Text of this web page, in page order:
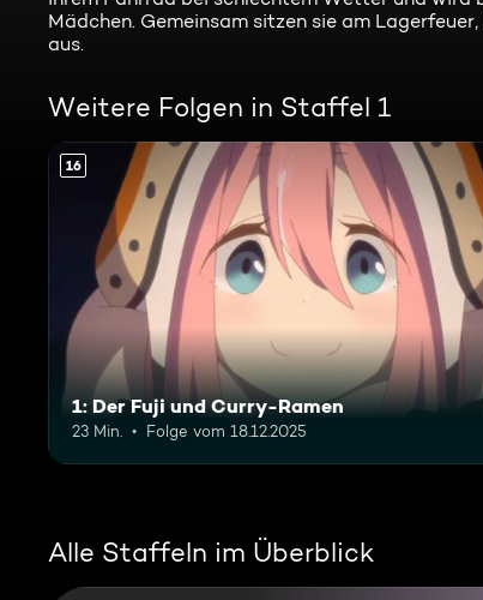
Mädchen. Gemeinsam sitzen sie am
aus.
Weitere Folgen in Staffel 1
16
1: Der Fuji und Curry-Ramen
23 Min. Folge vom 18.12.2025
Alle Staffeln im Überblick